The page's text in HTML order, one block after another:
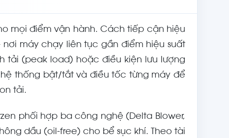
mọi điểm vận hành. Cách tiếp cận hiệu
máy chạy liên tục gần điểm hiệu suất
tải (peak load) hoặc điều kiện lưu lượng
thống bật/tắt và điều tốc từng máy để
tải.
phối hợp ba công nghệ (Delta Blower,
dầu (oil-free) cho bể sục khí. Theo tài